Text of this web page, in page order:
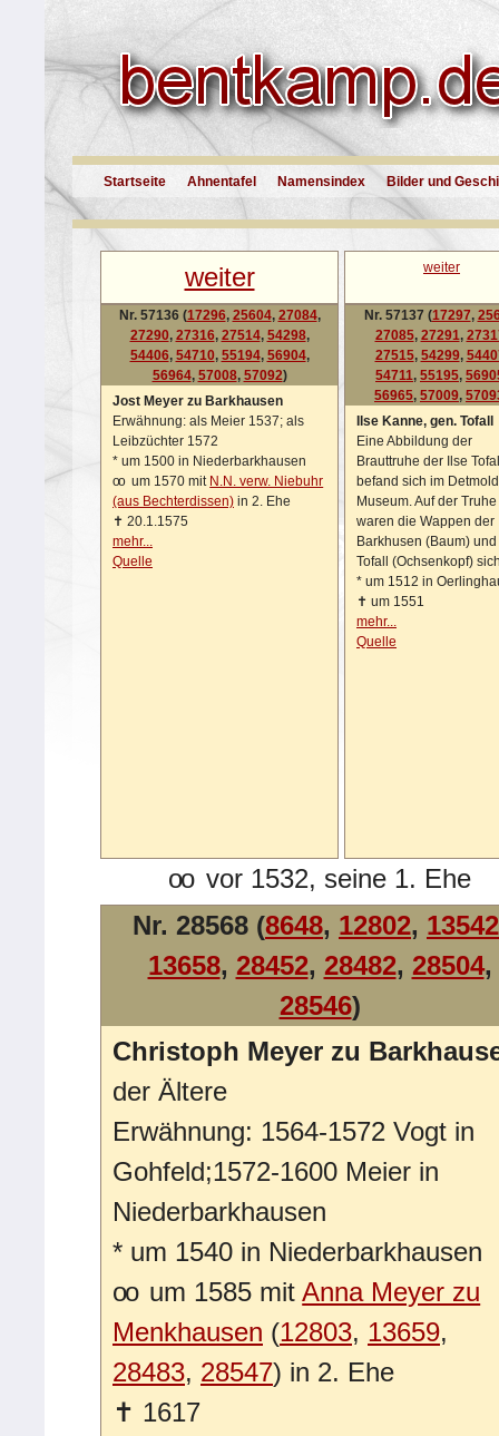
Startseite Ahnentafel Namensindex Bilder und
weiter weiter
Nr. 57136 (17296, 25604, 27084,
27290, 27316, 27514, 54298,
54406, 54710, 55194, 56904,
56964, 57008, 57092)
Jost Meyer zu Barkhausen
Erwähnung: als Meier 1537; als
Leibzüchter 1572
* um 1500 in Niederbarkhausen
oo um 1570 mit N.N. verw. Niebuhr
(aus Bechterdissen) in 2. Ehe
✝ 20.1.1575
mehr...
Quelle
Nr. 57137 (17297,
27085, 27291,
27515, 54299,
54711, 55195,
56965, 57009,
Ilse Kanne, gen. Tofall
Eine Abbildung der
Brauttruhe der Ilse
befand sich im
Museum. Auf der Truhe
waren die Wappen der
Barkhusen (Baum)
Tofall (Ochsenkopf)
* um 1512 in
✝ um 1551
mehr...
Quelle
oo vor 1532, seine 1. Ehe
Nr. 28568 (8648, 12802, 13542
13658, 28452, 28482, 28504,
28546)
Christoph Meyer zu
der Ältere
Erwähnung: 1564-1572 Vogt in
Gohfeld;1572-1600 Meier in
Niederbarkhausen
* um 1540 in Niederbarkhausen
oo um 1585 mitAnna Meyer zu
Menkhausen (12803, 13659,
28483, 28547) in 2. Ehe
✝ 1617